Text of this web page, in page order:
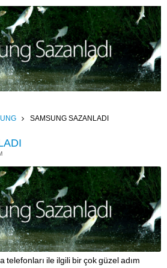
SAMSUNG SAZANLADI
ile ilgili bir çok güzel adım